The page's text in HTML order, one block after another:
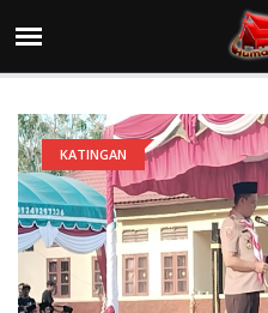
KATINGAN